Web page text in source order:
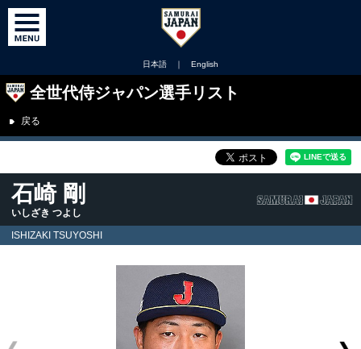
日本語 ｜ English
全世代侍ジャパン選手リスト
戻る
石崎 剛
いしざき つよし
ISHIZAKI TSUYOSHI